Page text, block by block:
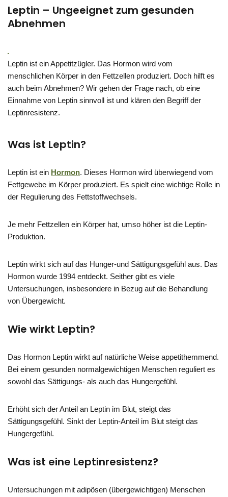
Leptin – Ungeeignet zum gesunden
Abnehmen
Leptin ist ein Appetitzügler. Das Hormon wird vom
menschlichen Körper in den Fettzellen produziert. Doch hilft es
auch beim Abnehmen? Wir gehen der Frage nach, ob eine
Einnahme von Leptin sinnvoll ist und klären den Begriff der
Leptinresistenz.
Was ist Leptin?
Leptin ist ein Hormon. Dieses Hormon wird überwiegend vom
Fettgewebe im Körper produziert. Es spielt eine wichtige Rolle in
der Regulierung des Fettstoffwechsels.
Je mehr Fettzellen ein Körper hat, umso höher ist die Leptin-
Produktion.
Leptin wirkt sich auf das Hunger-und Sättigungsgefühl aus. Das
Hormon wurde 1994 entdeckt. Seither gibt es viele
Untersuchungen, insbesondere in Bezug auf die Behandlung
von Übergewicht.
Wie wirkt Leptin?
Das Hormon Leptin wirkt auf natürliche Weise appetithemmend.
Bei einem gesunden normalgewichtigen Menschen reguliert es
sowohl das Sättigungs- als auch das Hungergefühl.
Erhöht sich der Anteil an Leptin im Blut, steigt das
Sättigungsgefühl. Sinkt der Leptin-Anteil im Blut steigt das
Hungergefühl.
Was ist eine Leptinresistenz?
Untersuchungen mit adipösen (übergewichtigen) Menschen